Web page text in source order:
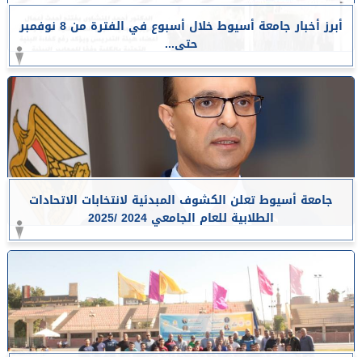
أبرز أخبار جامعة أسيوط خلال أسبوع في الفترة من 8 نوفمبر
حتى...
جامعة أسيوط تعلن الكشوف المبدئية لانتخابات الاتحادات
الطلابية للعام الجامعي 2024 /2025